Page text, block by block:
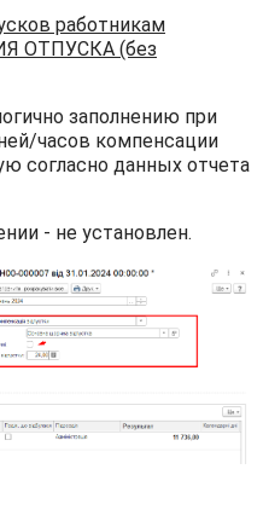
работникам
ОТПУСКА (без
заполнению при
часов компенсации
согласно данных отчета
- не установлен.